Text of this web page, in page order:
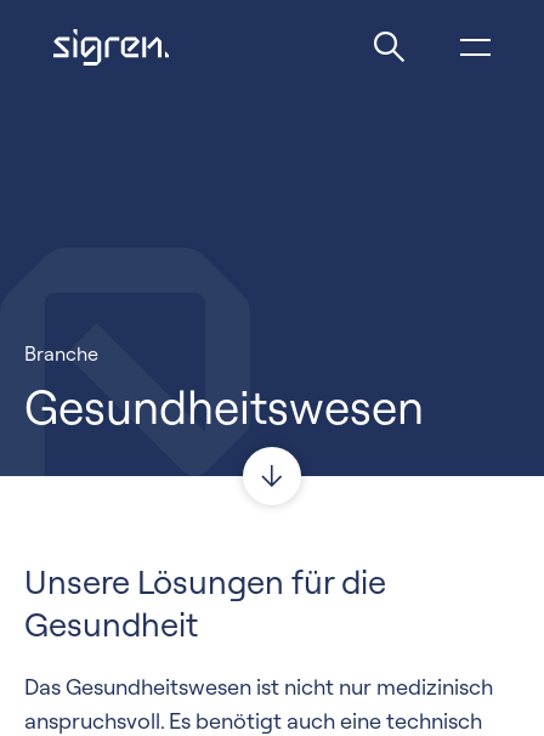
Branche
Gesundheitswesen
Unsere Lösungen für die
Gesundheit
Das Gesundheitswesen ist nicht nur medizinisch
anspruchsvoll. Es benötigt auch eine technisch